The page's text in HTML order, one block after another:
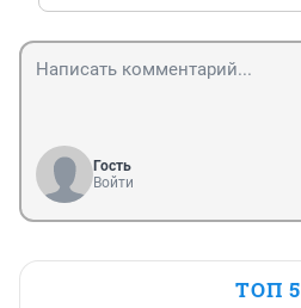
Гость
Войти
ТОП 5